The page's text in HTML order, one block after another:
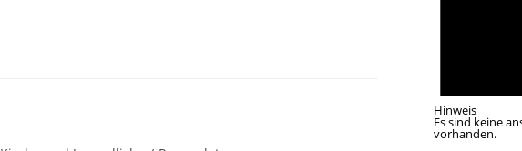
Hinweis
Es sind keine
vorhanden.